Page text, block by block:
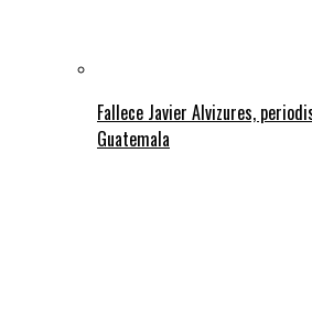
Fallece Javier Alvizures,
Guatemala